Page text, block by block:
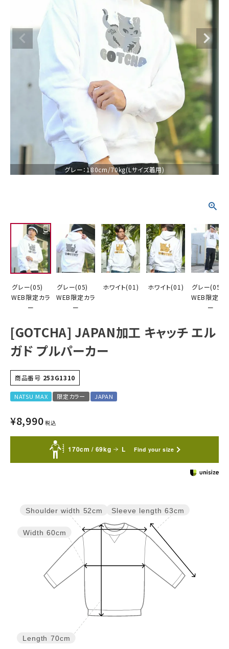
スタイリング
ニュース・特集
グレー：180cm/70kg(Lサイズ着用)
グレー(05)
WEB限定カラ
ー
グレー(05)
WEB限定カラ
ー
ホワイト(01) ホワイト(01)
グレー(05)
WEB限定カ
ー
[GOTCHA] JAPAN加工 キャッチ エル
ガド プルパーカー
商品番号 253G1310
NATSU MAX 限定カラー JAPAN
¥8,990 税込
170cm / 69kg L Find your size
Sleeve length 63cm
Length 70cm
Width 60cm
Shoulder width 52cm